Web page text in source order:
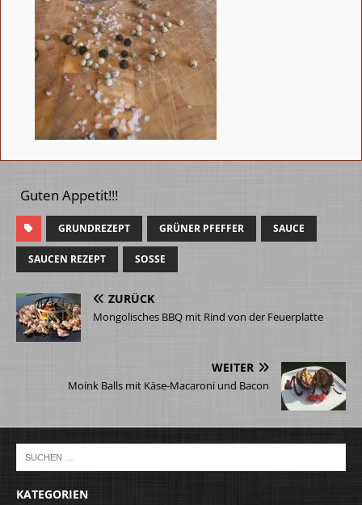
Guten Appetit!!!
GRUNDREZEPT GRÜNER PFEFFER SAUCE
SAUCEN REZEPT SOSSE
ZURÜCK
Mongolisches BBQ mit Rind von der Feuerplatte
WEITER
Moink Balls mit Käse-Macaroni und Bacon
KATEGORIEN